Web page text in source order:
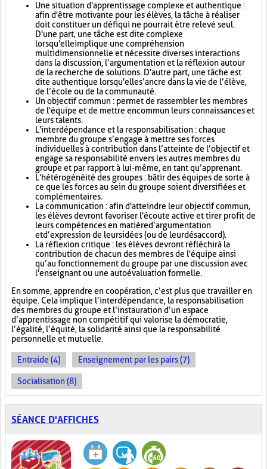
Une situation d'apprentissage complexe et authentique :
afin d'être motivante pour les élèves, la tâche à réaliser
doit constituer un défi qui ne pourrait être relevé seul.
D'une part, une tâche est dite complexe
lorsqu'elle implique une compréhension
multidimensionnelle et nécessite diverses interactions
dans la discussion, l’argumentation et la réflexion autour
de la recherche de solutions. D'autre part, une tâche est
dite authentique lorsqu'elle s’ancre dans la vie de l’élève,
de l’école ou de la communauté.
Un objectif commun : permet de rassembler les membres
de l'équipe et de mettre en commun leurs connaissances et
leurs talents.
L'interdépendance et la responsabilisation : chaque
membre du groupe s’engage à mettre ses forces
individuelles à contribution dans l’atteinte de l’objectif et
engage sa responsabilité envers les autres membres du
groupe et par rapport à lui-même, en tant qu’apprenant.
L'hétérogénéité des groupes : bâtir des équipes de sorte à
ce que les forces au sein du groupe soient diversifiées et
complémentaires.
La communication : afin d'atteindre leur objectif commun,
les élèves devront favoriser l'écoute active et tirer profit de
leurs compétences en matière d’argumentation
et d’expression de leurs idées (ou de leur désaccord).
La réflexion critique : les élèves devront réfléchir à la
contribution de chacun des membres de l'équipe ainsi
qu’au fonctionnement du groupe par une discussion avec
l'enseignant ou une autoévaluation formelle.
En somme, apprendre en coopération, c’est plus que travailler en
équipe. Cela implique l’interdépendance, la responsabilisation
des membres du groupe et l’instauration d’un espace
d’apprentissage non compétitif qui valorise la démocratie,
l’égalité, l’équité, la solidarité ainsi que la responsabilité
personnelle et mutuelle.
Entraide (4) Enseignement par les pairs (7)
Socialisation (8)
SÉANCE D'AFFICHES